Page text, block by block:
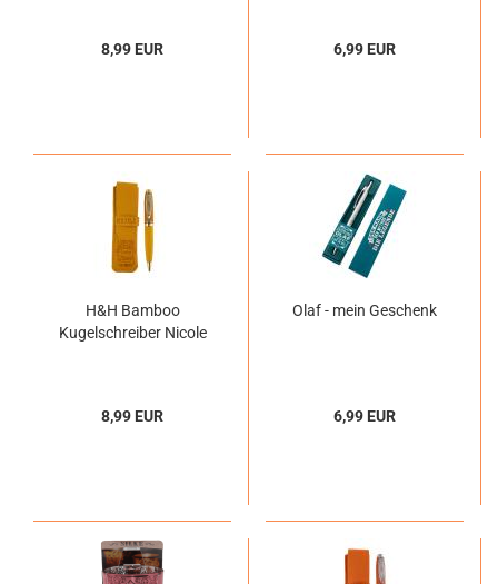
8,99 EUR 6,99 EUR
H&H Bamboo
Kugelschreiber Nicole
8,99 EUR
Olaf - mein Geschenk
6,99 EUR